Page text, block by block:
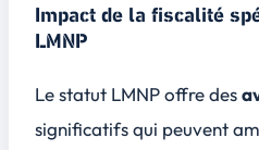
Impact de la fiscalité
LMNP
Le statut LMNP offre des
significatifs qui peuvent